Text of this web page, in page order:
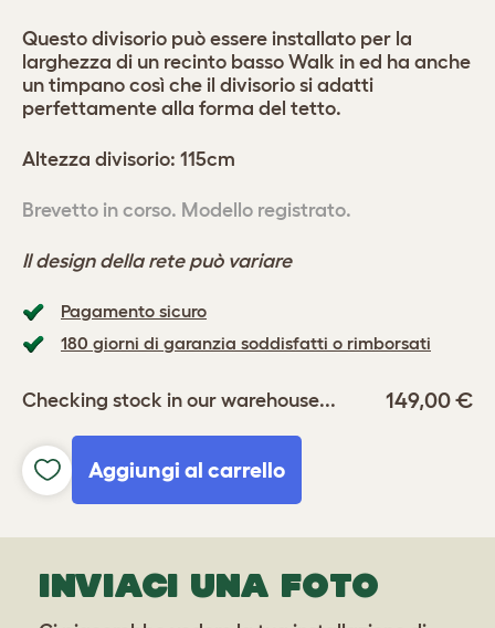
Pagamento sicuro
180 giorni di garanzia soddisfatti o rimborsati
Checking stock in our warehouse... 149,00 €
Aggiungi al carrello
Questo divisorio può essere installato per la
larghezza di un recinto basso Walk in ed ha anche
un timpano così che il divisorio si adatti
perfettamente alla forma del tetto.
Altezza divisorio: 115cm
Brevetto in corso. Modello registrato.
Il design della rete può variare
INVIACI UNA FOTO